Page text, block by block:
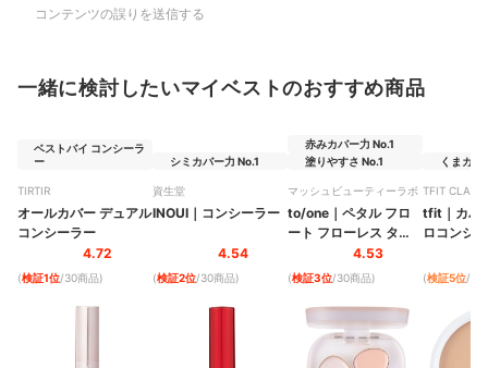
コンテンツの誤りを送信する
一緒に検討したいマイベストのおすすめ商品
ベストバイ コンシーラ
ー
TIRTIR
オールカバー デュアル
コンシーラー
4.72
(検証1位/30商品)
シミカバー力 No.1
資生堂
INOUI ｜ コンシーラー
4.54
(検証2位/30商品)
赤みカバー力 No.1
塗りやすさ No.1
マッシュビューティーラボ
to/one ｜ ペタル フロ
ート フローレス タッ
4.53
(検証3位/30商品)
くまカバ
TFIT CLASS
tfit ｜ カバ
ロコンシ
(検証5位/30